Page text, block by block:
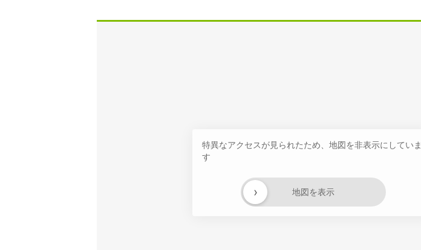
特異なアクセスが見られたため、地図を非表示にしていま
す
地図を表示
›